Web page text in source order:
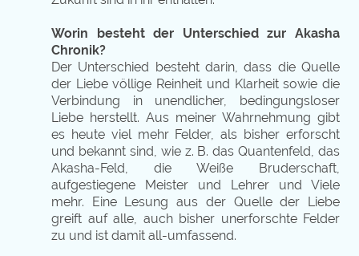
Worin besteht der Unterschied zur Akasha
Chronik?
Der Unterschied besteht darin, dass die Quelle
der Liebe völlige Reinheit und Klarheit sowie die
Verbindung in unendlicher, bedingungsloser
Liebe herstellt. Aus meiner Wahrnehmung gibt
es heute viel mehr Felder, als bisher erforscht
und bekannt sind, wie z. B. das Quantenfeld, das
Akasha-Feld, die Weiße Bruderschaft,
aufgestiegene Meister und Lehrer und Viele
mehr. Eine Lesung aus der Quelle der Liebe
greift auf alle, auch bisher unerforschte Felder
zu und ist damit all-umfassend.